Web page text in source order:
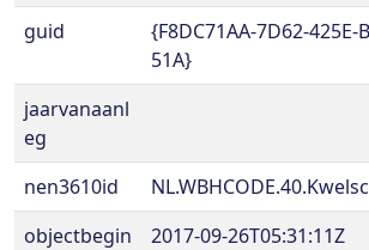
guid
{F8DC71AA-7D62-425E-
51A}
jaarvanaanl
eg
nen3610id
objectbegin
2017-09-26T05:31:11Z